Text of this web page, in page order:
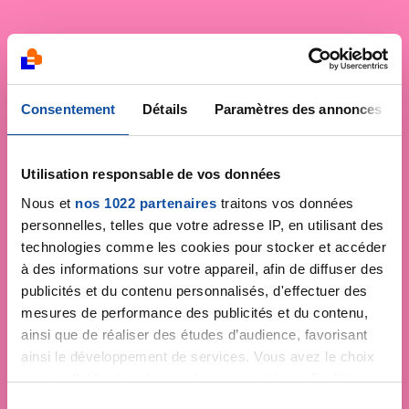
Consentement Détails Paramètres des annonces
Utilisation responsable de vos données
Nous et nos 1022 partenaires traitons vos données
personnelles, telles que votre adresse IP, en utilisant des
technologies comme les cookies pour stocker et accéder
à des informations sur votre appareil, afin de diffuser des
publicités et du contenu personnalisés, d'effectuer des
mesures de performance des publicités et du contenu,
ainsi que de réaliser des études d’audience, favorisant
ainsi le développement de services. Vous avez le choix
quant à l'utilisation de vos données et à leurs finalités.